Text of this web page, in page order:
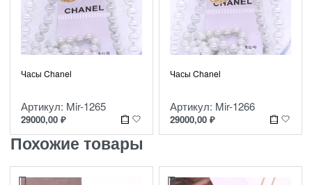
Часы Chanel
Артикул: Mir-1265
29000,00 ₽
Часы Chanel
Артикул: Mir-1266
29000,00 ₽
Похожие товары